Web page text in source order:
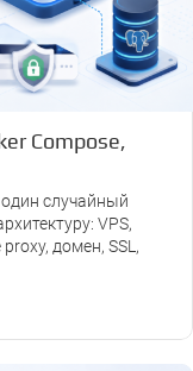
Compose,
случайный
VPS,
домен, SSL,